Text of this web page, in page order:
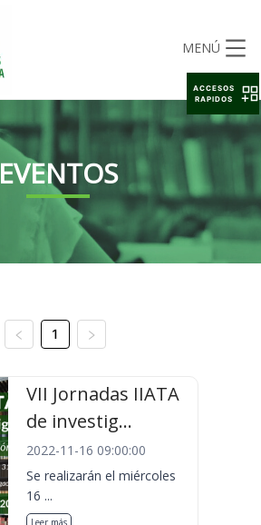
MENÚ
EVENTOS
1
VII Jornadas IIATA
de investig...
2022-11-16 09:00:00
Se realizarán el miércoles
16 ...
Leer más
ACCESOS
RAPIDOS